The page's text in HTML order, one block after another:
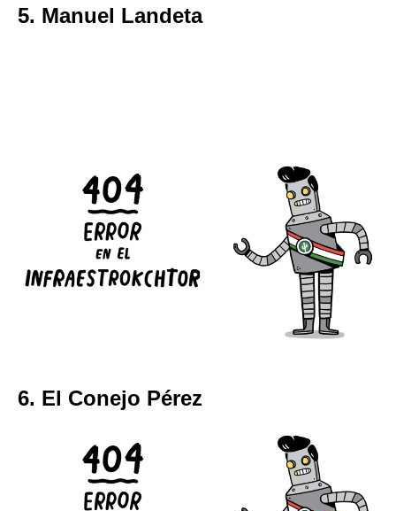
5. Manuel Landeta
6. El Conejo Pérez